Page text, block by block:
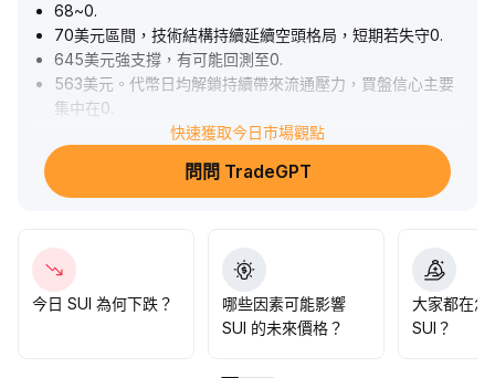
68~0.
70美元區間，技術結構持續延續空頭格局，短期若失守0.
645美元強支撐，有可能回測至0.
563美元。代幣日均解鎖持續帶來流通壓力，買盤信心主要
集中在0
70美元區域，需等待賣壓完全消化。鏈上活躍度與生態建設
具有中長期的驅動潛力，但短線尚未扭轉下行趨勢。在宏觀
743美元後再行增持配置，以防範系統性負面事件衝擊。
快速獲取今日市場觀點
問問 TradeGPT
今日 SUI 為何下跌？
哪些因素可能影響
SUI 的未來價格？
大家都在怎
SUI？